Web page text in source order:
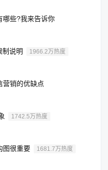
哪些?我来告诉你
制说明 1966.2万热度
营销的优缺点
1742.5万热度
图很重要 1681.7万热度